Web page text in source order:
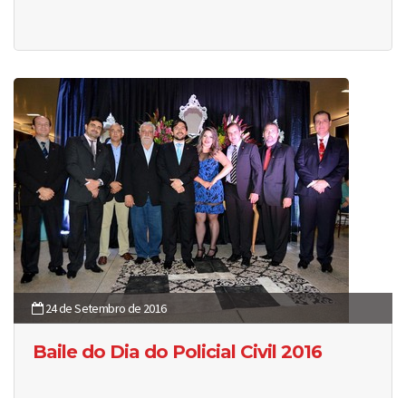
24 de Setembro de 2016
Baile do Dia do Policial Civil 2016